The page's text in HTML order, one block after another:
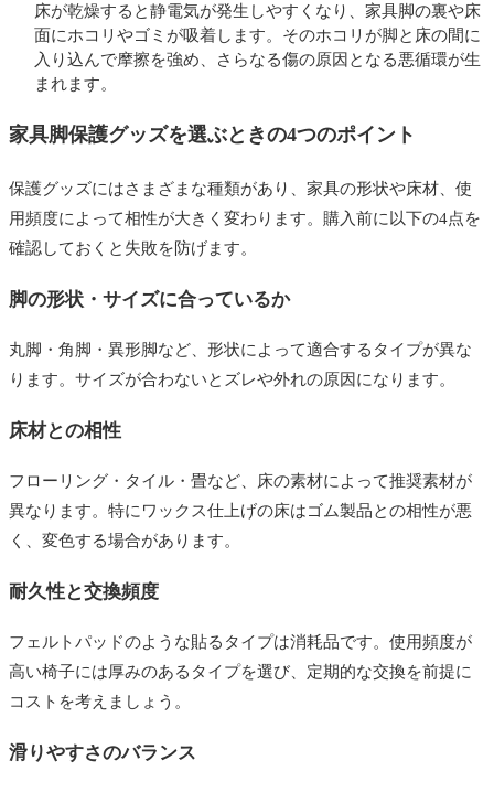
床が乾燥すると静電気が発生しやすくなり、家具脚の裏や床
面にホコリやゴミが吸着します。そのホコリが脚と床の間に
入り込んで摩擦を強め、さらなる傷の原因となる悪循環が生
まれます。
家具脚保護グッズを選ぶときの4つのポイント
保護グッズにはさまざまな種類があり、家具の形状や床材、使
用頻度によって相性が大きく変わります。購入前に以下の4点を
確認しておくと失敗を防げます。
脚の形状・サイズに合っているか
丸脚・角脚・異形脚など、形状によって適合するタイプが異な
ります。サイズが合わないとズレや外れの原因になります。
床材との相性
フローリング・タイル・畳など、床の素材によって推奨素材が
異なります。特にワックス仕上げの床はゴム製品との相性が悪
く、変色する場合があります。
耐久性と交換頻度
フェルトパッドのような貼るタイプは消耗品です。使用頻度が
高い椅子には厚みのあるタイプを選び、定期的な交換を前提に
コストを考えましょう。
滑りやすさのバランス